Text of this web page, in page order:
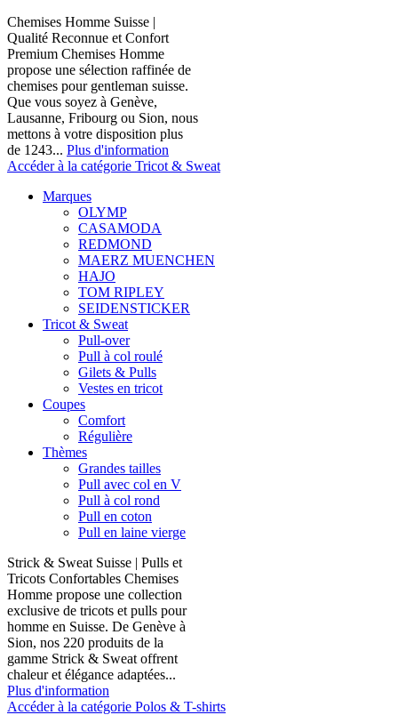
Chemises Homme Suisse |
Qualité Reconnue et Confort
Premium Chemises Homme
propose une sélection raffinée de
chemises pour gentleman suisse.
Que vous soyez à Genève,
Lausanne, Fribourg ou Sion, nous
mettons à votre disposition plus
de 1243... Plus d'information
Accéder à la catégorie Tricot & Sweat
Marques
OLYMP
CASAMODA
REDMOND
MAERZ MUENCHEN
HAJO
TOM RIPLEY
SEIDENSTICKER
Tricot & Sweat
Pull-over
Pull à col roulé
Gilets & Pulls
Vestes en tricot
Coupes
Comfort
Régulière
Thèmes
Grandes tailles
Pull avec col en V
Pull à col rond
Pull en coton
Pull en laine vierge
Strick & Sweat Suisse | Pulls et
Tricots Confortables Chemises
Homme propose une collection
exclusive de tricots et pulls pour
homme en Suisse. De Genève à
Sion, nos 220 produits de la
gamme Strick & Sweat offrent
chaleur et élégance adaptées...
Plus d'information
Accéder à la catégorie Polos & T-shirts